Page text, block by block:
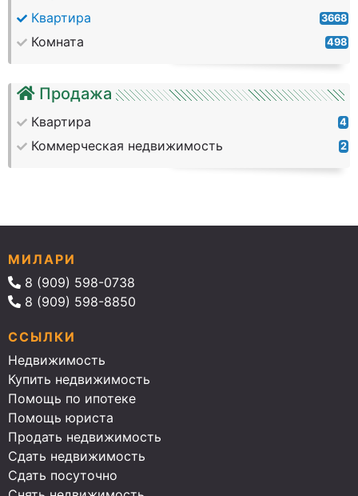
Квартира 3668
Комната 498
Продажа
Квартира 4
Коммерческая недвижимость 2
МИЛАРИ
8 (909) 598-0738
8 (909) 598-8850
ССЫЛКИ
Недвижимость
Купить недвижимость
Помощь по ипотеке
Помощь юриста
Продать недвижимость
Сдать недвижимость
Сдать посуточно